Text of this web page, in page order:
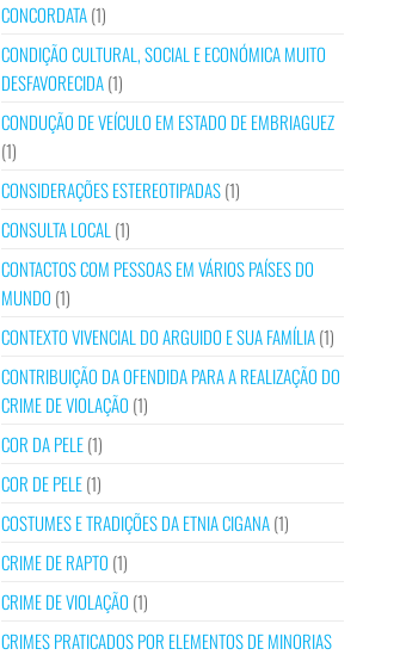
CONCORDATA(1)
CONDIÇÃO CULTURAL, SOCIAL E ECONÓMICA MUITO
DESFAVORECIDA(1)
CONDUÇÃO DE VEÍCULO EM ESTADO DE EMBRIAGUEZ
(1)
CONSIDERAÇÕES ESTEREOTIPADAS(1)
CONSULTA LOCAL (1)
CONTACTOS COM PESSOAS EM VÁRIOS PAÍSES DO
MUNDO (1)
CONTEXTO VIVENCIAL DO ARGUIDO E SUA FAMÍLIA(1)
CONTRIBUIÇÃO DA OFENDIDA PARA A REALIZAÇÃO DO
CRIME DE VIOLAÇÃO (1)
COR DA PELE(1)
COR DE PELE(1)
COSTUMES E TRADIÇÕES DA ETNIA CIGANA(1)
CRIME DE RAPTO (1)
CRIME DE VIOLAÇÃO (1)
CRIMES PRATICADOS POR ELEMENTOS DE MINORIAS